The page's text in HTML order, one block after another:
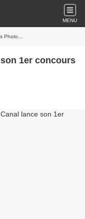
MENU
Photo...
1er concours